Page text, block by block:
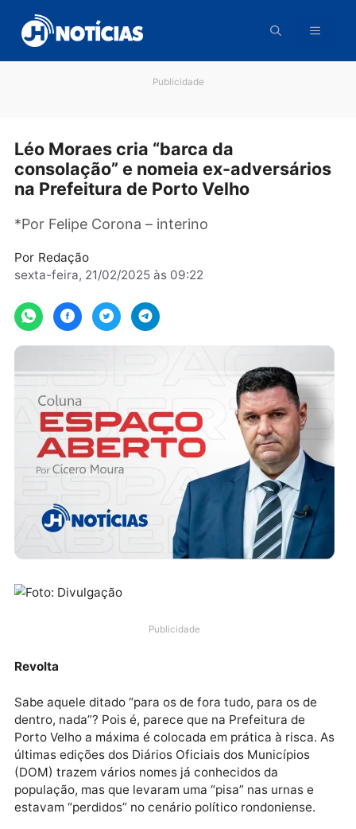
para
conteúdo
Léo Moraes cria “barca da
consolação” e nomeia ex-
*Por Felipe Corona – interino
Redação
sexta-feira, 21/02/2025 às 09:22
Publicidade
Revolta
Sabe aquele ditado “para os de fora tudo, para os de
dentro, nada”? Pois é, parece que na Prefeitura de
Porto Velho a máxima é colocada em prática à risca.